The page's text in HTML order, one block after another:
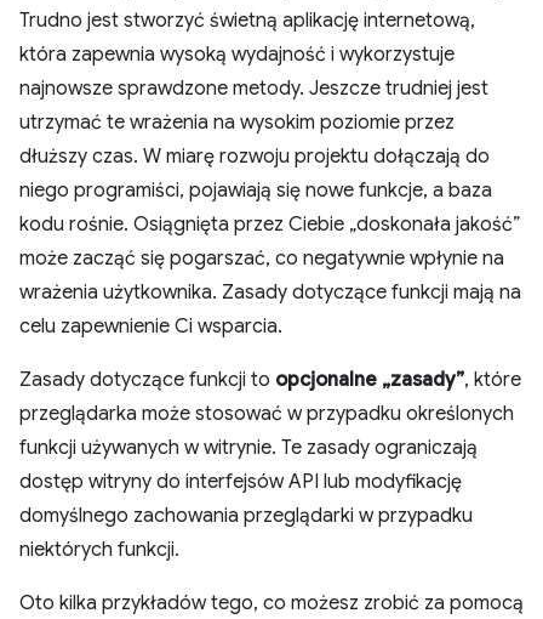
Trudno jest stworzyć świetną aplikację internetową,
która zapewnia wysoką wydajność i wykorzystuje
najnowsze sprawdzone metody. Jeszcze trudniej jest
utrzymać te wrażenia na wysokim poziomie przez
dłuższy czas. W miarę rozwoju projektu dołączają do
niego programiści, pojawiają się nowe funkcje, a baza
kodu rośnie. Osiągnięta przez Ciebie „doskonała jakość”
może zacząć się pogarszać, co negatywnie wpłynie na
wrażenia użytkownika. Zasady dotyczące funkcji mają na
celu zapewnienie Ci wsparcia.
Zasady dotyczące funkcji to opcjonalne „zasady”, które
przeglądarka może stosować w przypadku określonych
funkcji używanych w witrynie. Te zasady ograniczają
dostęp witryny do interfejsów API lub modyfikację
domyślnego zachowania przeglądarki w przypadku
niektórych funkcji.
Oto kilka przykładów tego, co możesz zrobić za pomocą